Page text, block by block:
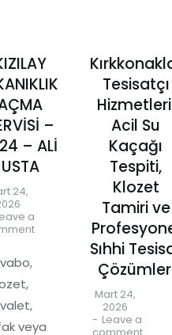
–
– ALİ
USTA
24,
a
veya
Tesisatçı
Acil Su
Kaçağı
Tespiti,
Klozet
Tamiri ve
Sıhhi
Mart 24,
2026
Leave a
comment